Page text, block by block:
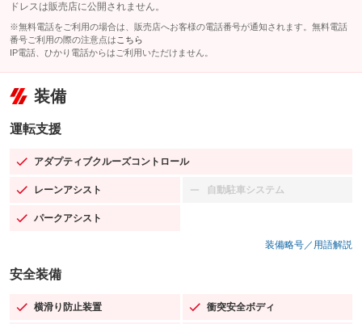
ドレスは販売店に公開されません。
※無料電話をご利用の場合は、販売店へお客様の電話番号が通知されます。無料電話
番号ご利用の際の注意点は こちら
IP電話、ひかり電話からはご利用いただけません。
装備
運転支援
アダプティブクルーズコントロール
：装備あり
レーンアシスト
：装備あり 自動駐車システム
：装備なし
パークアシスト
：装備あり
装備略号／用語解説
安全装備
横滑り防止装置
：装備あり 衝突安全ボディ
：装備あり